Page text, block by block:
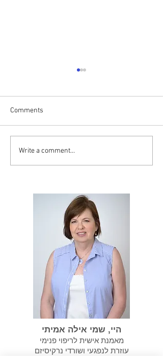
במידה ועברנו התעללות
נרקיסיסטית אנחנו צריכים
Comments
Write a comment...
היי, שמי אילה אמיתי
מאמנת אישית לריפוי פנימי
עוזרת לנפגעי ושורדי נרקיסיזם